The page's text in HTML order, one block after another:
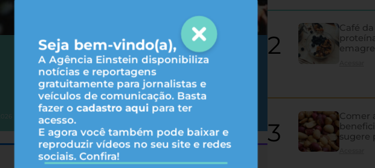
Seja bem-vindo(a),
A Agência Einstein disponibiliza
notícias e reportagens
gratuitamente para jornalistas e
veículos de comunicação. Basta
fazer ocadastro aqui para ter
acesso.
E agora você também pode baixar e
reproduzir vídeos no seu site e redes
sociais. Confira!
Hipertrofia: 6 fatores que influenciam
nos resultados do treino
Atividade física
Café
Comer
sugere
Acessar